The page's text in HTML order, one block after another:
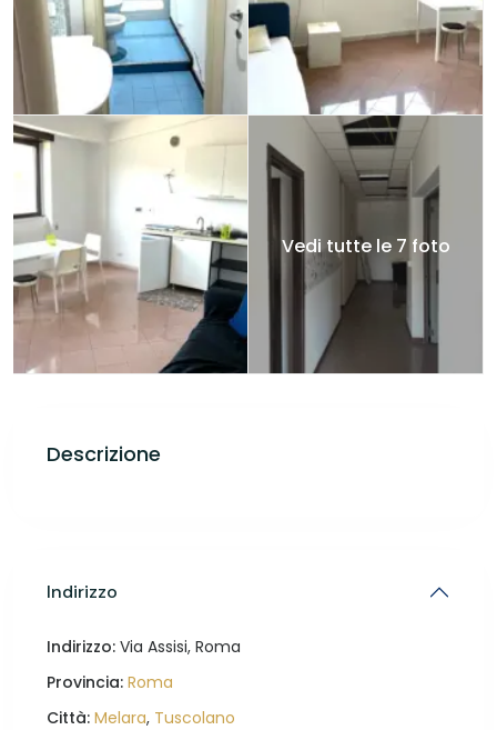
Vedi tutte le 7 foto
Descrizione
Indirizzo
Indirizzo: Via Assisi, Roma
Provincia: Roma
Città: Melara, Tuscolano